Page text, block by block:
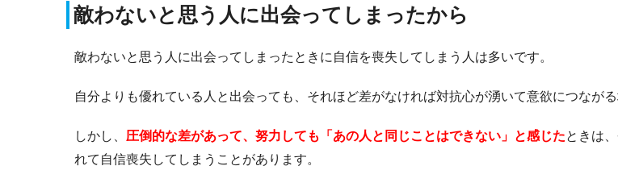
敵わないと思う人に出会ってしまったから
敵わないと思う人に出会ってしまったときに自信を喪失してしまう人は多いです。
自分よりも優れている人と出会っても、それほど差がなければ対抗心が湧いて意欲につながる
しかし、 圧倒的な差があって、努力しても「あの人と同じことはできない」 と感じたときは
れて自信喪失してしまうことがあります。